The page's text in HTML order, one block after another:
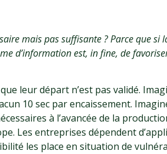
mais pas suffisante ? Parce que si
d’information est, in fine, de
leur départ n’est pas validé.
10 sec par encaissement.
à l’avancée de la
Les entreprises dépendent
les place en situation de